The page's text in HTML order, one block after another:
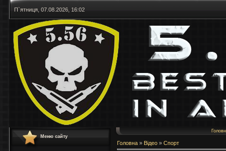
П`ятниця, 07.08.2026, 16:02
Меню сайту
Головна » Відео » Спорт